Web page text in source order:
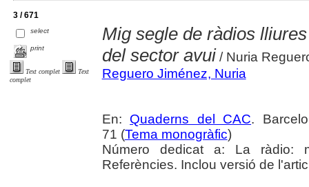
3 / 671
select
print
Text complet
Text
complet
Mig segle de ràdios
del sector avui/ Nuria
Reguero Jiménez, Nuria
En: Quaderns del CAC.
71 (Tema monogràfic)
Número dedicat a: La ràdio:
Referències. Inclou versió de